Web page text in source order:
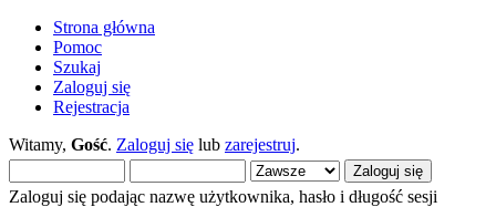
Strona główna
Pomoc
Szukaj
Zaloguj się
Rejestracja
Witamy, Gość. Zaloguj się lub zarejestruj.
Zaloguj się podając nazwę użytkownika, hasło i długość sesji